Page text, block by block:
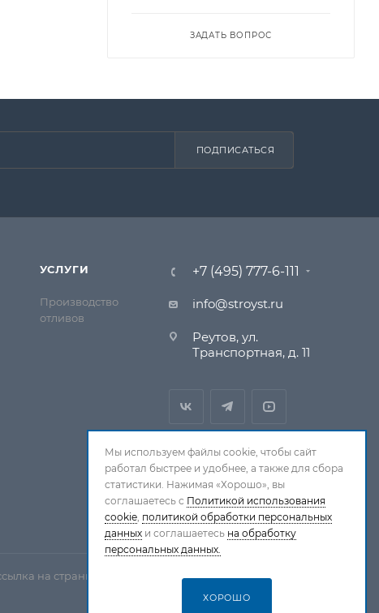
ЗАДАТЬ ВОПРОС
ПОДПИСАТЬСЯ
УСЛУГИ
Производство
отливов
+7 (495) 777-6-111
info@stroyst.ru
Реутов, ул.
Транспортная, д. 11
на страницу-источник обязательна.
Мы используем файлы cookie, чтобы сайт
работал быстрее и удобнее, а также для сбора
статистики. Нажимая «Хорошо», вы
соглашаетесь с Политикой использования
cookie, политикой обработки персональных
данных и соглашаетесь на обработку
персональных данных.
ХОРОШО